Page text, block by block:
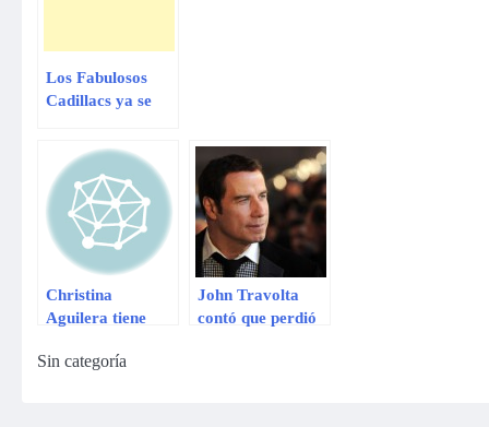
Los Fabulosos
Cadillacs ya se
nuestro país
Christina
Aguilera tiene
Alejandro
John Travolta
contó que perdió
Sin categoría